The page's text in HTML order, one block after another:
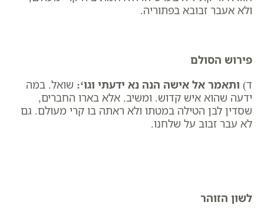
ולא אעבר זבובא בפתוריה.
פירוש הסולם
ד) ותאמר אל אישה הנה נא ידעתי וגו‘: שואל. במה
ידעה שהוא איש קדוש. ומשיב. אלא בארו החברים,
שסדין לבן הטילה במטתו ולא ראתה בו קרי מעולם. גם
לא עבר זבוב על שלחנו.
לשון הזוהר